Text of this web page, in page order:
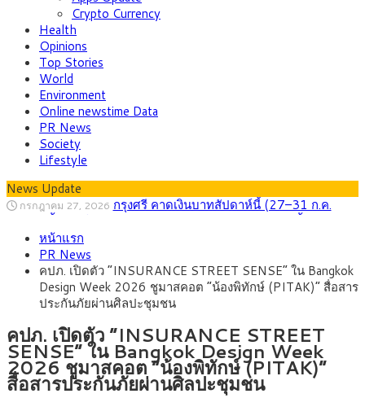
Crypto Currency
Health
Opinions
Top Stories
World
Environment
Online newstime Data
PR News
Society
Lifestyle
News Update
กรกฎาคม 27, 2026 กรุงศรี คาดเงินบาทสัปดาห์นี้ (27–31 ก.ค.
หน้ารถไฟฟ้าสงขลา โมโนเรล 12.54 กม. เชื่อมเมืองหาดใหญ่
สิงหาคม 4, 2026
รายหัวเพียง 2,618 บาท เสนอทบทวนจัดสรรงบให้สอดคล้องภาระ
งานจริง
สิงหาคม 3, 2026
33.00-33.60 ติดตามข้อมูลจ้างงานสหรัฐฯ
สิงหาคม 1, 2026 “เอกนิติ” เปิดเครื่องยนต์เศรษฐกิจใหม่ของไทย
เดินหน้า 5 ยุทธศาสตร์ รื้อโครงสร้างเศรษฐกิจ ดันไทยโตเต็ม
ศักยภาพ
กรกฎาคม 27, 2026 ภัยเงียบใกล้ตัวเด็ก LSD “แสตมป์เมา” ยาเสพ
ติดลายการ์ตูน กรมศุลกากร เตือนผู้ปกครองเฝ้าระวัง หลังยึดล็อต
ใหญ่จากเยอรมนี
หน้าแรก
PR News
คปภ. เปิดตัว “INSURANCE STREET SENSE” ใน Bangkok
Design Week 2026 ชูมาสคอต “น้องพิทักษ์ (PITAK)” สื่อสาร
ประกันภัยผ่านศิลปะชุมชน
คปภ. เปิดตัว “INSURANCE STREET
SENSE” ใน Bangkok Design Week
2026 ชูมาสคอต “น้องพิทักษ์ (PITAK)”
สื่อสารประกันภัยผ่านศิลปะชุมชน